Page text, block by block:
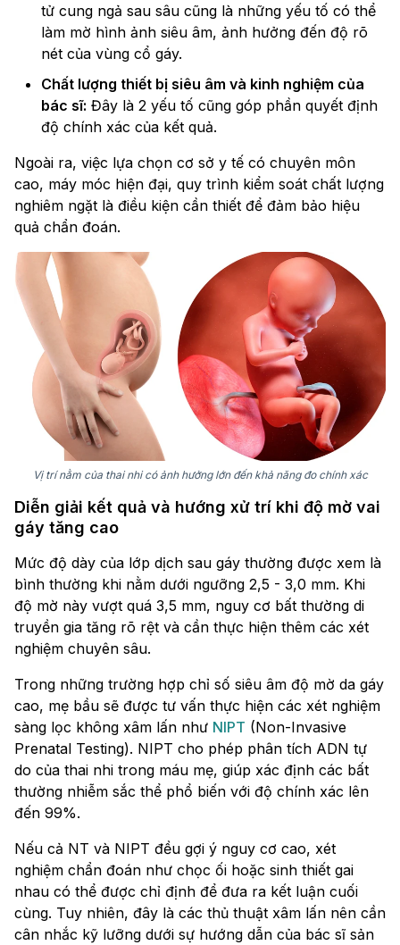
tử cung ngả sau sâu cũng là những yếu tố có thể
làm mờ hình ảnh siêu âm, ảnh hưởng đến độ rõ
nét của vùng cổ gáy.
Chất lượng thiết bị siêu âm và kinh nghiệm của
bác sĩ: Đây là 2 yếu tố cũng góp phần quyết định
độ chính xác của kết quả.
Ngoài ra, việc lựa chọn cơ sở y tế có chuyên môn
cao, máy móc hiện đại, quy trình kiểm soát chất lượng
nghiêm ngặt là điều kiện cần thiết để đảm bảo hiệu
quả chẩn đoán.
Vị trí nằm của thai nhi có ảnh hưởng lớn đến khả năng đo chính xác
Diễn giải kết quả và hướng xử trí khi độ mờ vai
gáy tăng cao
Mức độ dày của lớp dịch sau gáy thường được xem là
bình thường khi nằm dưới ngưỡng 2,5 - 3,0 mm. Khi
độ mờ này vượt quá 3,5 mm, nguy cơ bất thường di
truyền gia tăng rõ rệt và cần thực hiện thêm các xét
nghiệm chuyên sâu.
Trong những trường hợp chỉ số siêu âm độ mờ da gáy
cao, mẹ bầu sẽ được tư vấn thực hiện các xét nghiệm
sàng lọc không xâm lấn như NIPT (Non-Invasive
Prenatal Testing). NIPT cho phép phân tích ADN tự
do của thai nhi trong máu mẹ, giúp xác định các bất
thường nhiễm sắc thể phổ biến với độ chính xác lên
đến 99%.
Nếu cả NT và NIPT đều gợi ý nguy cơ cao, xét
nghiệm chẩn đoán như chọc ối hoặc sinh thiết gai
nhau có thể được chỉ định để đưa ra kết luận cuối
cùng. Tuy nhiên, đây là các thủ thuật xâm lấn nên cần
cân nhắc kỹ lưỡng dưới sự hướng dẫn của bác sĩ sản